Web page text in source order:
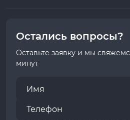
Остались вопросы?
Оставьте заявку и мы
минут